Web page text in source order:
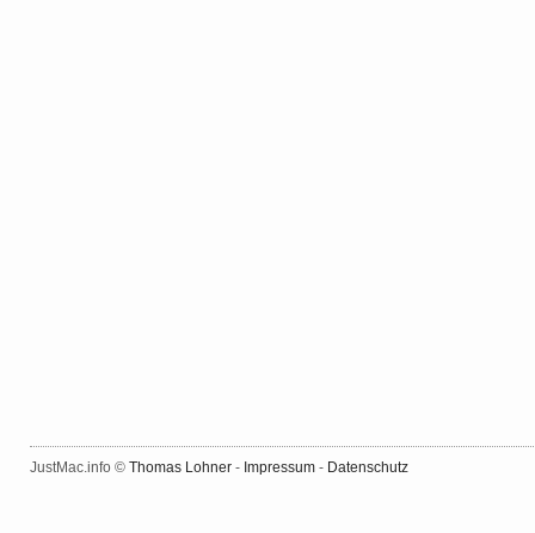
JustMac.info © Thomas Lohner - Impressum - Datenschutz